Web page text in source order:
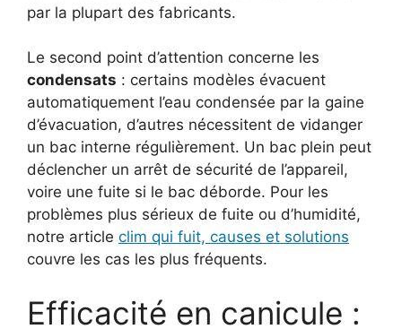
par la plupart des fabricants.
Le second point d’attention concerne les
condensats : certains modèles évacuent
automatiquement l’eau condensée par la gaine
d’évacuation, d’autres nécessitent de vidanger
un bac interne régulièrement. Un bac plein peut
déclencher un arrêt de sécurité de l’appareil,
voire une fuite si le bac déborde. Pour les
problèmes plus sérieux de fuite ou d’humidité,
notre article clim qui fuit, causes et solutions
couvre les cas les plus fréquents.
Efficacité en canicule :